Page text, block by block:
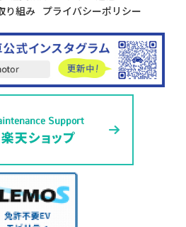
り組み プライバシーポリシー